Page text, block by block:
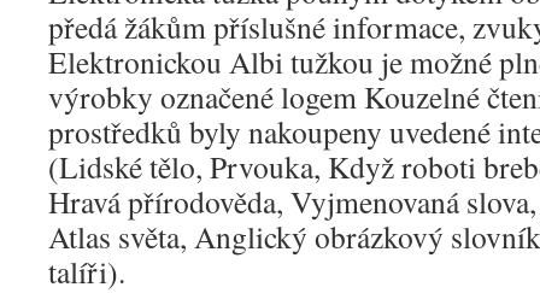
předá žákům příslušné informace,
Elektronickou Albi tužkou je možné
výrobky označené logem Kouzelné
prostředků byly nakoupeny uvedené
(Lidské tělo, Prvouka, Když roboti
Hravá přírodověda, Vyjmenovaná
Atlas světa, Anglický obrázkový
talíři).